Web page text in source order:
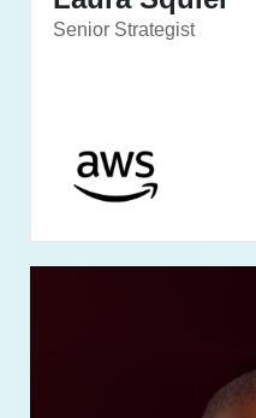
Senior Strategist